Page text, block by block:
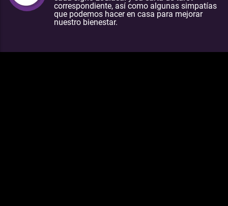
correspondiente, así como algunas simpatías
que podemos hacer en casa para mejorar
nuestro bienestar.